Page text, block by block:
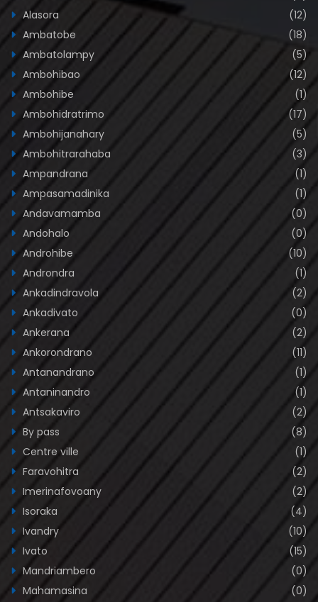
Alasora
(12)
Ambatobe
(18)
Ambatolampy
(5)
Ambohibao
(12)
Ambohibe
(1)
Ambohidratrimo
(17)
Ambohijanahary
(5)
Ambohitrarahaba
(3)
Ampandrana
(1)
Ampasamadinika
(1)
Andavamamba
(0)
Andohalo
(0)
Androhibe
(10)
Androndra
(1)
Ankadindravola
(2)
Ankadivato
(0)
Ankerana
(2)
Ankorondrano
(11)
Antanandrano
(1)
Antaninandro
(1)
Antsakaviro
(2)
By pass
(8)
Centre ville
(1)
Faravohitra
(2)
Imerinafovoany
(2)
Isoraka
(4)
Ivandry
(10)
Ivato
(15)
Mandriambero
(0)
Mahamasina
(0)